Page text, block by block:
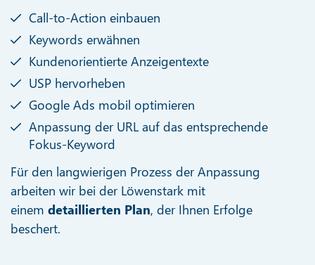
Call-to-Action einbauen
Keywords erwähnen
Kundenorientierte Anzeigentexte
USP hervorheben
Google Ads mobil optimieren
Anpassung der URL auf das entsprechende
Fokus-Keyword
Für den langwierigen Prozess der Anpassung
arbeiten wir bei der Löwenstark mit
einem detaillierten Plan, der Ihnen Erfolge
beschert.